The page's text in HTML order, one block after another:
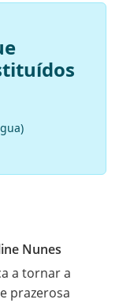
Nunes
a tornar a
prazerosa